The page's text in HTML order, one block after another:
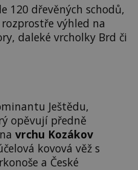
120 dřevěných schodů,
výhled na
daleké vrcholky Brd či
Ještědu,
opěvují předně
vrchu Kozákov
kovová věž s
a České